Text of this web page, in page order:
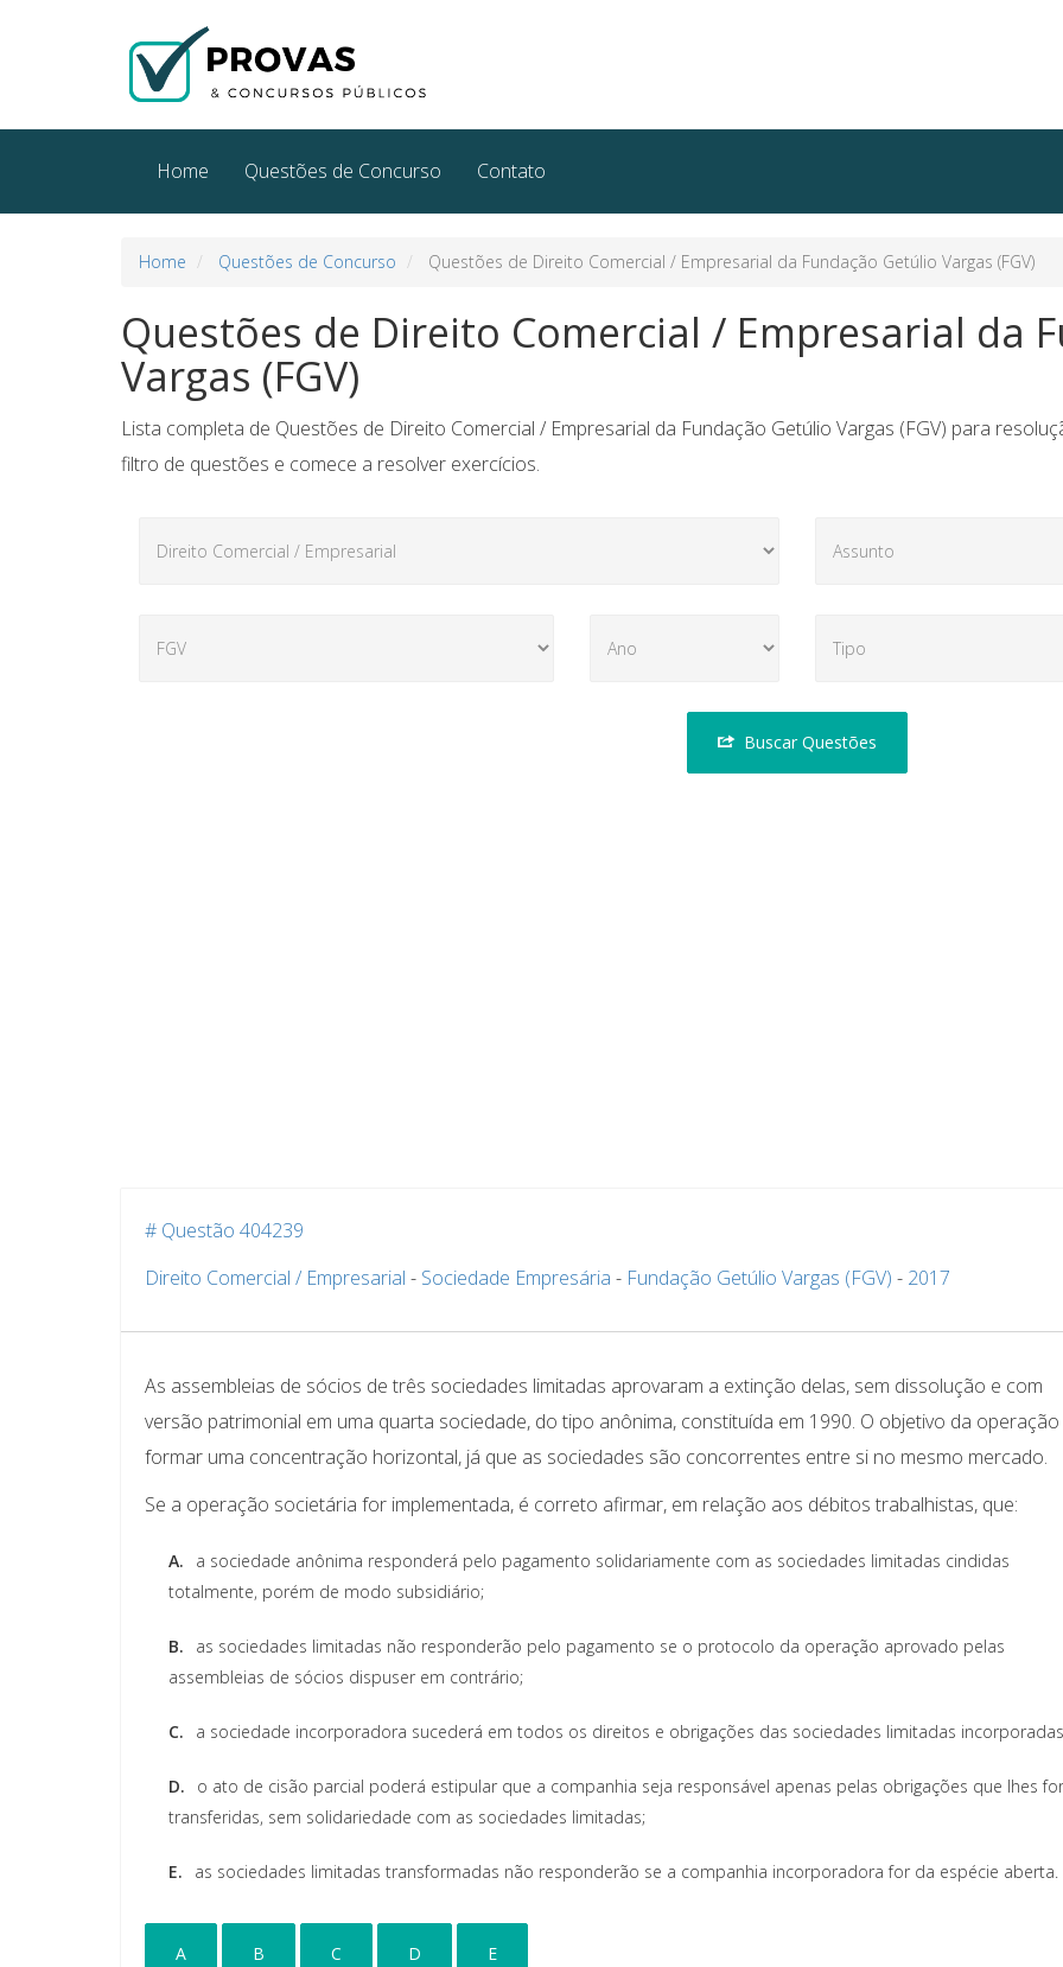
Home Questões de Concurso Contato
Home Questões de Concurso Questões de Direito Comercial / Empresarial da Fundação Getúlio Vargas (FGV)
Questões de Direito Comercial / Empresarial da
Vargas (FGV)
Lista completa de Questões de Direito Comercial / Empresarial da Fundação Getúlio Vargas (FGV) para
filtro de questões e comece a resolver exercícios.
Buscar Questões
# Questão 404239
Direito Comercial / Empresarial - Sociedade Empresária - Fundação Getúlio Vargas (FGV) - 2017
As assembleias de sócios de três sociedades limitadas aprovaram a extinção delas, sem dissolução e com
versão patrimonial em uma quarta sociedade, do tipo anônima, constituída em 1990. O objetivo da
formar uma concentração horizontal, já que as sociedades são concorrentes entre si no mesmo mercado.
Se a operação societária for implementada, é correto afirmar, em relação aos débitos trabalhistas, que:
A.
a sociedade anônima responderá pelo pagamento solidariamente com as sociedades limitadas cindidas
totalmente, porém de modo subsidiário;
B.
as sociedades limitadas não responderão pelo pagamento se o protocolo da operação aprovado pelas
assembleias de sócios dispuser em contrário;
C. a sociedade incorporadora sucederá em todos os direitos e obrigações das sociedades limitadas
D.
o ato de cisão parcial poderá estipular que a companhia seja responsável apenas pelas obrigações que lhes
transferidas, sem solidariedade com as sociedades limitadas;
E. as sociedades limitadas transformadas não responderão se a companhia incorporadora for da espécie aberta.
A B C D E